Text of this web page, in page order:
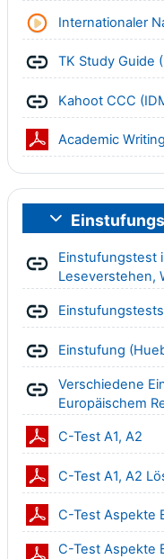
Internationaler
TK Study Guide
Kahoot CCC
Academic
Einklappen
Einstufungstest
Leseverstehen,
Einstufungstests
Einstufung
Verschiedene
Europäischem
C-Test A1, A2
C-Test A1, A2
C-Test Aspekte
C-Test Aspekte